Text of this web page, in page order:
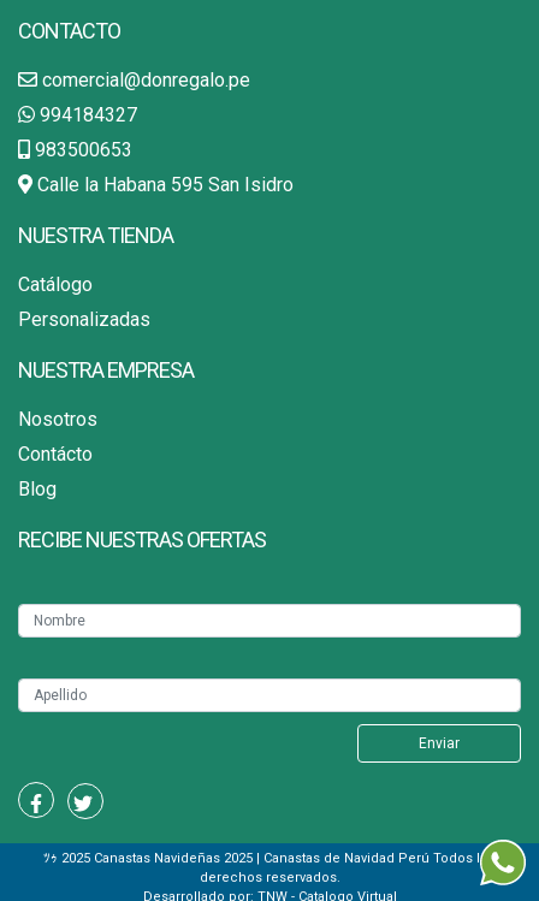
CONTACTO
comercial@donregalo.pe
994184327
983500653
Calle la Habana 595 San Isidro
NUESTRA TIENDA
Catálogo
Personalizadas
NUESTRA EMPRESA
Nosotros
Contácto
Blog
RECIBE NUESTRAS OFERTAS
ﾂｩ 2025 Canastas Navideñas 2025 | Canastas de Navidad Perú Todos los
derechos reservados.
Desarrollado por: TNW - Catalogo Virtual